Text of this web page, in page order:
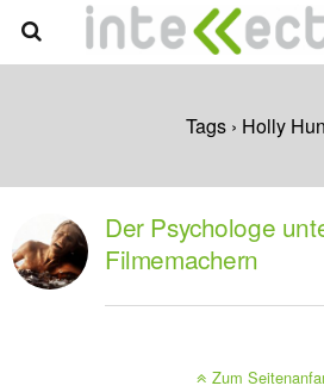
Tags › Holly
Der Psychologe
Filmemachern
Zum